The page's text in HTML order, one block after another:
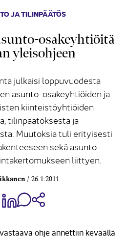
JA TILINPÄÄTÖS
osakeyhtiöitä
yleisohjeen
julkaisi loppuvuodesta
asunto-osakeyhtiöiden ja
kiinteistöyhtiöiden
tilinpäätöksestä ja
Muutoksia tuli erityisesti
sekä asunto-
liittyen.
26.1.2011
Jaa Share on Facebook
Jaa Share on LinkedIn
Jaa WhatsApp-viestinä
ohje annettiin keväällä